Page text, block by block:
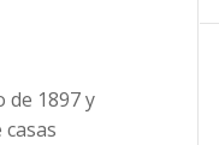
de 1897 y